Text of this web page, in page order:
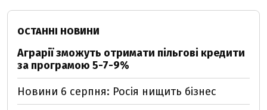
ОСТАННІ НОВИНИ
Аграрії зможуть отримати пільгові кредити
за програмою 5-7-9%
Новини 6 серпня: Росія нищить бізнес